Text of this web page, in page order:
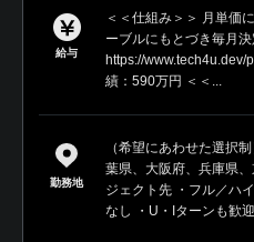
給与
＜＜仕組み＞＞ 月単価
ーブルにもとづき毎月決
https://www.tech4u.dev/
績：590万円 ＜＜...
勤務地
（希望にあわせた選択
葉県、大阪府、兵庫県
ジェクト先 ・フル／ハ
なし ・U・Iターンも歓